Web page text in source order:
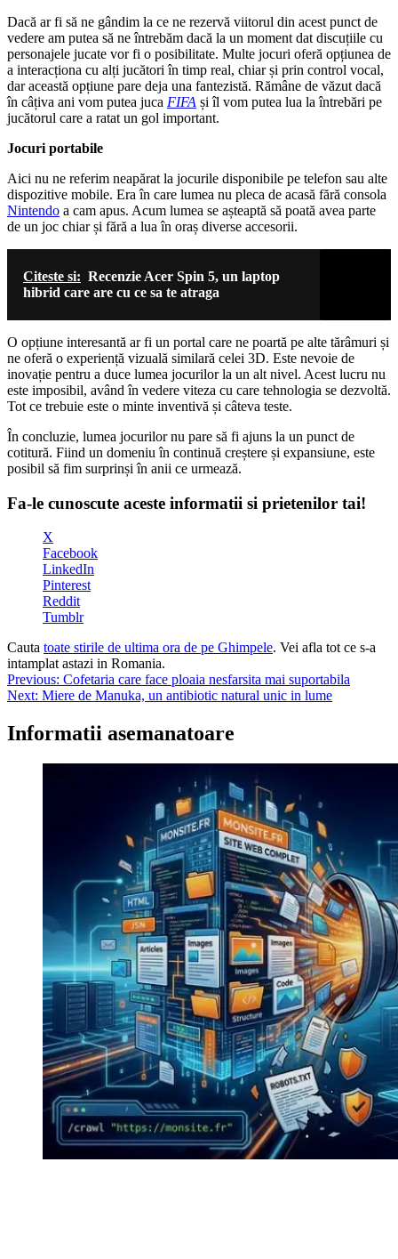
Dacă ar fi să ne gândim la ce ne rezervă viitorul din acest punct de
vedere am putea să ne întrebăm dacă la un moment dat discuțiile cu
personajele jucate vor fi o posibilitate. Multe jocuri oferă opțiunea de
a interacționa cu alți jucători în timp real, chiar și prin control vocal,
dar această opțiune pare deja una fantezistă. Rămâne de văzut dacă
în câțiva ani vom putea juca FIFA și îl vom putea lua la întrebări pe
jucătorul care a ratat un gol important.
Jocuri portabile
Aici nu ne referim neapărat la jocurile disponibile pe telefon sau alte
dispozitive mobile. Era în care lumea nu pleca de acasă fără consola
Nintendo a cam apus. Acum lumea se așteaptă să poată avea parte
de un joc chiar și fără a lua în oraș diverse accesorii.
Citeste si: Recenzie Acer Spin 5, un laptop
hibrid care are cu ce sa te atraga
O opțiune interesantă ar fi un portal care ne poartă pe alte tărâmuri și
ne oferă o experiență vizuală similară celei 3D. Este nevoie de
inovație pentru a duce lumea jocurilor la un alt nivel. Acest lucru nu
este imposibil, având în vedere viteza cu care tehnologia se dezvoltă.
Tot ce trebuie este o minte inventivă și câteva teste.
În concluzie, lumea jocurilor nu pare să fi ajuns la un punct de
cotitură. Fiind un domeniu în continuă creștere și expansiune, este
posibil să fim surprinși în anii ce urmează.
Fa-le cunoscute aceste informatii si prietenilor tai!
X
Facebook
LinkedIn
Pinterest
Reddit
Tumblr
Cauta toate stirile de ultima ora de pe Ghimpele. Vei afla tot ce s-a
intamplat astazi in Romania.
Navigare
în
articole
Previous: Cofetaria care face ploaia nesfarsita mai suportabila
Next: Miere de Manuka, un antibiotic natural unic in lume
Informatii asemanatoare